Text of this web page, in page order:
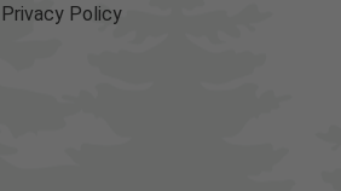
Privacy Policy